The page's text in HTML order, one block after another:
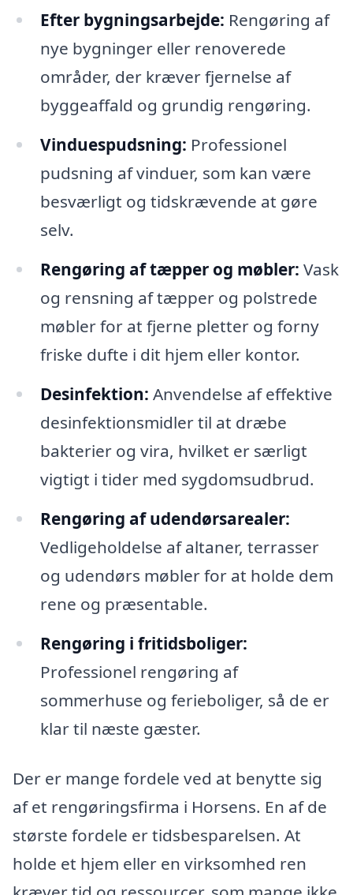
Efter bygningsarbejde: Rengøring af
nye bygninger eller renoverede
områder, der kræver fjernelse af
byggeaffald og grundig rengøring.
Vinduespudsning: Professionel
pudsning af vinduer, som kan være
besværligt og tidskrævende at gøre
selv.
Rengøring af tæpper og møbler: Vask
og rensning af tæpper og polstrede
møbler for at fjerne pletter og forny
friske dufte i dit hjem eller kontor.
Desinfektion: Anvendelse af effektive
desinfektionsmidler til at dræbe
bakterier og vira, hvilket er særligt
vigtigt i tider med sygdomsudbrud.
Rengøring af udendørsarealer:
Vedligeholdelse af altaner, terrasser
og udendørs møbler for at holde dem
rene og præsentable.
Rengøring i fritidsboliger:
Professionel rengøring af
sommerhuse og ferieboliger, så de er
klar til næste gæster.
Der er mange fordele ved at benytte sig
af et rengøringsfirma i Horsens. En af de
største fordele er tidsbesparelsen. At
holde et hjem eller en virksomhed ren